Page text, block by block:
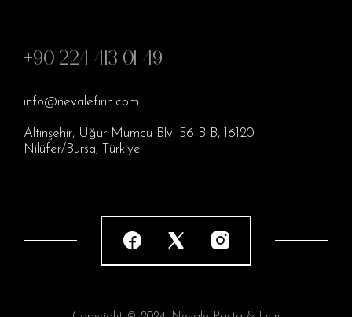
+90 224 413 01 49
info@nevalefirin.com
Altınşehir, Uğur Mumcu Blv. 56 B B, 16120
Nilüfer/Bursa, Türkiye